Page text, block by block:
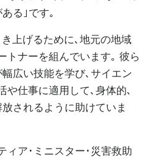
る｣です｡
上げるために､地元の地域
トナーを組んでいます｡ 彼ら
広い技能を学び､サイエン
や仕事に適用して､身体的､
されるように助けていま
ィア･ミニスター･災害救助